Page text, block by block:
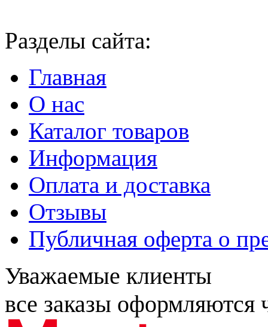
Разделы сайта:
Главная
О нас
Каталог товаров
Информация
Оплата и доставка
Отзывы
Публичная оферта о
Уважаемые клиенты
все заказы оформляются